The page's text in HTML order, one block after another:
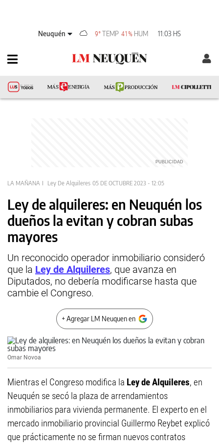
Neuquén 9°TEMP 41% HUM 11:03 HS
LA MAÑANA Ley De Alquileres 05 DE OCTUBRE 2023 - 12:05
Ley de alquileres: en Neuquén los
dueños la evitan y cobran subas
mayores
Un reconocido operador inmobiliario consideró
que la Ley de Alquileres, que avanza en
Diputados, no debería modificarse hasta que
cambie el Congreso.
+ Agregar LM Neuquen en
Omar Novoa
Mientras el Congreso modifica la Ley de Alquileres, en
Neuquén se secó la plaza de arrendamientos
inmobiliarios para vivienda permanente. El experto en el
mercado inmobiliario provincial Guillermo Reybet explicó
que prácticamente no se firman nuevos contratos